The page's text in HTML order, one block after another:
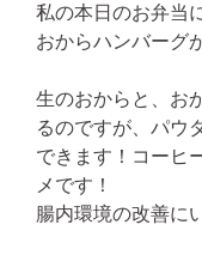
私の本日のお弁当
おからハンバーグ
生のおからと、お
るのですが、パウ
できます！コーヒ
メです！
腸内環境の改善に